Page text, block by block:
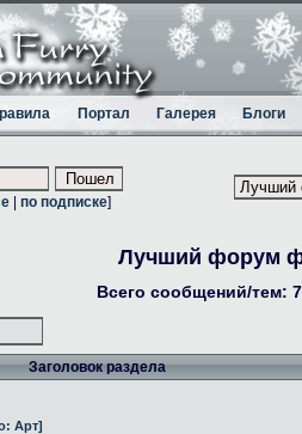
Портал Галерея Блоги
по подписке]
Лучший форум
Всего сообщений/тем:
Заголовок раздела
Арт]